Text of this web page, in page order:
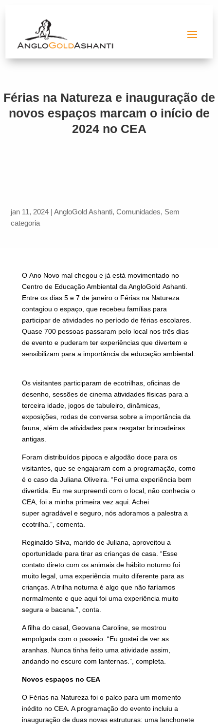
Férias na Natureza e inauguração de
novos espaços marcam o início de
2024 no CEA
jan 11, 2024 |AngloGold Ashanti,Comunidades, Sem
categoria
O Ano Novo mal chegou e já está movimentado no
Centro de Educação Ambiental da AngloGold Ashanti.
Entre os dias 5 e 7 de janeiro o Férias na Natureza
contagiou o espaço, que recebeu famílias para
participar de atividades no período de férias escolares.
Quase 700 pessoas passaram pelo local nos três dias
de evento e puderam ter experiências que divertem e
sensibilizam para a importância da educação ambiental.
Os visitantes participaram de ecotrilhas, oficinas de
desenho, sessões de cinema atividades físicas para a
terceira idade, jogos de tabuleiro, dinâmicas,
exposições, rodas de conversa sobre a importância da
fauna, além de atividades para resgatar brincadeiras
antigas.
Foram distribuídos pipoca e algodão doce para os
visitantes, que se engajaram com a programação, como
é o caso da Juliana Oliveira. “Foi uma experiência bem
divertida. Eu me surpreendi com o local, não conhecia o
CEA, foi a minha primeira vez aqui. Achei
super agradável e seguro, nós adoramos a palestra a
ecotrilha.”, comenta.
Reginaldo Silva, marido de Juliana, aproveitou a
oportunidade para tirar as crianças de casa. “Esse
contato direto com os animais de hábito noturno foi
muito legal, uma experiência muito diferente para as
crianças. A trilha noturna é algo que não faríamos
normalmente e que aqui foi uma experiência muito
segura e bacana.”, conta.
A filha do casal, Geovana Caroline, se mostrou
empolgada com o passeio. “Eu gostei de ver as
aranhas. Nunca tinha feito uma atividade assim,
andando no escuro com lanternas.”, completa.
Novos espaços no CEA
O Férias na Natureza foi o palco para um momento
inédito no CEA. A programação do evento incluiu a
inauguração de duas novas estruturas: uma lanchonete